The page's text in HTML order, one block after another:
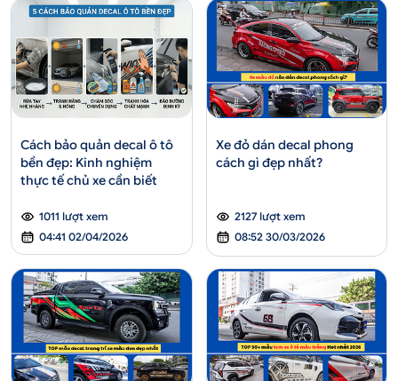
Cách bảo quản decal ô tô
bền đẹp: Kinh nghiệm
thực tế chủ xe cần biết
1011 lượt xem
04:41 02/04/2026
Xe đỏ dán decal phong
cách gì đẹp nhất?
2127 lượt xem
08:52 30/03/2026